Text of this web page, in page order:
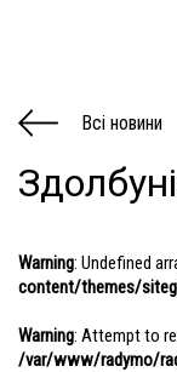
Всі новини
Warning: Undefined
content/themes/
Warning: Attempt to
/var/www/radymo/